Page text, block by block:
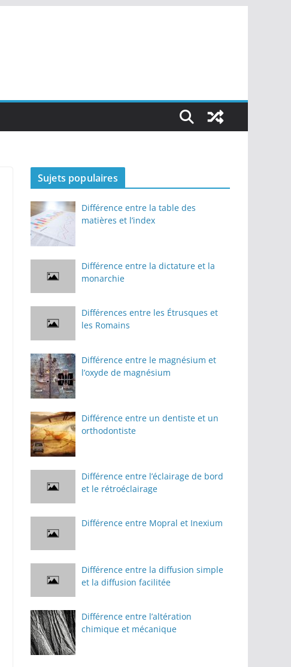
Sujets populaires
Différence entre la table des
matières et l’index
Différence entre la dictature et la
monarchie
Différences entre les Étrusques et
les Romains
Différence entre le magnésium et
l’oxyde de magnésium
Différence entre un dentiste et un
orthodontiste
Différence entre l’éclairage de bord
et le rétroéclairage
Différence entre Mopral et Inexium
Différence entre la diffusion simple
et la diffusion facilitée
Différence entre l’altération
chimique et mécanique